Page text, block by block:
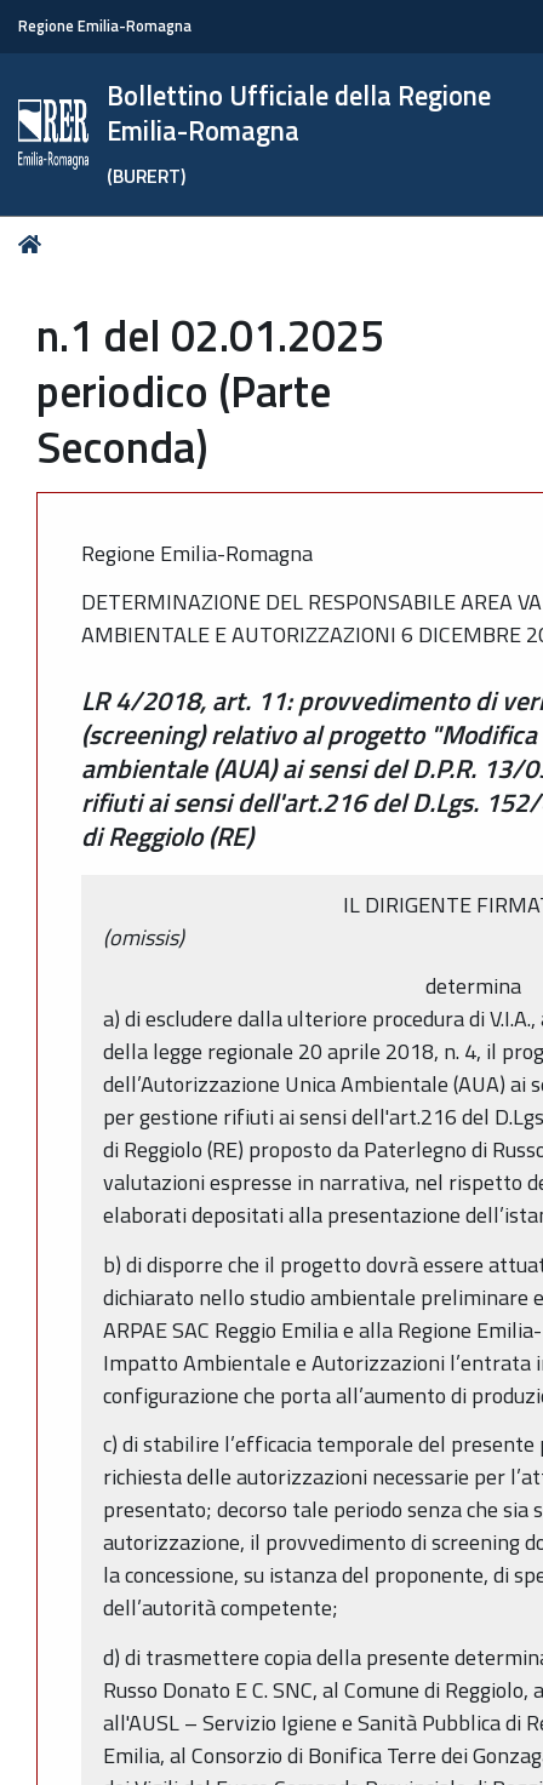
Regione Emilia-Romagna
Bollettino Ufficiale della Regione
Emilia-Romagna
(BURERT)
Tu
n.1 del 02.01.2025
periodico (Parte
Seconda)
Regione Emilia-Romagna
DETERMINAZIONE DEL RESPONSABILE AREA
AMBIENTALE E AUTORIZZAZIONI 6 DICEMBRE
LR 4/2018, art. 11: provvedimento di
(screening) relativo al progetto
ambientale (AUA) ai sensi del D.P.R.
rifiuti ai sensi dell'art.216 del D.Lgs.
di Reggiolo (RE)
IL DIRIGENTE
(omissis)
determina
a) di escludere dalla ulteriore procedura di
della legge regionale 20 aprile 2018, n. 4, il
dell’Autorizzazione Unica Ambientale (AUA) ai
per gestione rifiuti ai sensi dell'art.216 del
di Reggiolo (RE) proposto da Paterlegno di
valutazioni espresse in narrativa, nel rispetto
elaborati depositati alla presentazione
b) di disporre che il progetto dovrà essere
dichiarato nello studio ambientale preliminare
ARPAE SAC Reggio Emilia e alla Regione
Impatto Ambientale e Autorizzazioni l’entrata
configurazione che porta all’aumento di
c) di stabilire l’efficacia temporale del
richiesta delle autorizzazioni necessarie per
presentato; decorso tale periodo senza che
autorizzazione, il provvedimento di screening
la concessione, su istanza del proponente, di
dell’autorità competente;
d) di trasmettere copia della presente
Russo Donato E C. SNC, al Comune di
all'AUSL – Servizio Igiene e Sanità Pubblica di
Emilia, al Consorzio di Bonifica Terre dei